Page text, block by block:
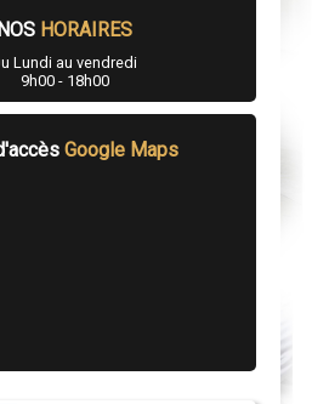
HORAIRES
Lundi au vendredi
9h00 - 18h00
Google Maps